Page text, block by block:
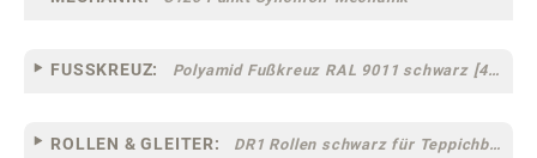
FUSSKREUZ: Polyamid Fußkreuz RAL 9011 schwarz [44]
ROLLEN & GLEITER: DR1 Rollen schwarz für Teppichböden [10]